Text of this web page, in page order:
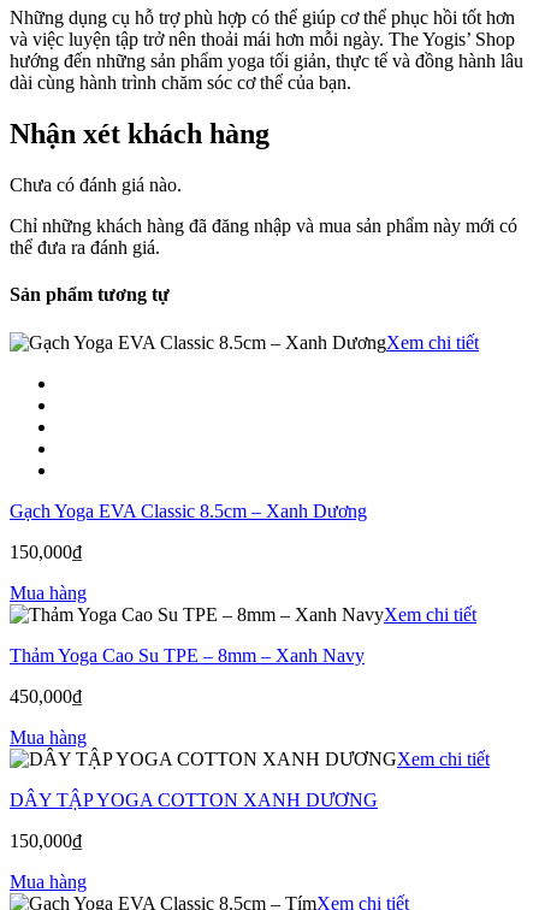
Những dụng cụ hỗ trợ phù hợp có thể giúp cơ thể phục hồi tốt hơn
và việc luyện tập trở nên thoải mái hơn mỗi ngày. The Yogis’ Shop
hướng đến những sản phẩm yoga tối giản, thực tế và đồng hành lâu
dài cùng hành trình chăm sóc cơ thể của bạn.
Nhận xét khách hàng
Chưa có đánh giá nào.
Chỉ những khách hàng đã đăng nhập và mua sản phẩm này mới có
thể đưa ra đánh giá.
Sản phẩm tương tự
Xem chi tiết
Gạch Yoga EVA Classic 8.5cm – Xanh Dương
150,000₫
Mua hàng
Xem chi tiết
Thảm Yoga Cao Su TPE – 8mm – Xanh Navy
450,000₫
Mua hàng
Xem chi tiết
DÂY TẬP YOGA COTTON XANH DƯƠNG
150,000₫
Mua hàng
Xem chi tiết